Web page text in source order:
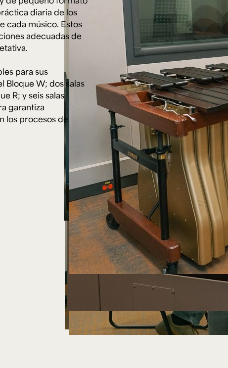
Mineducación. Reconocimiento como universidad: Decreto 1297 del 30 de mayo de 1964.
de 1949, Minjusticia. Acreditación institucional de alta calidad, 10 años: Resolución 000194 del 16
Literatura y
Narrativas Digitales
Ext. 2501
diaria de los
cada músico. Estos
adecuadas de
para sus
Bloque W; dos salas
R; y seis salas
garantiza
los procesos de